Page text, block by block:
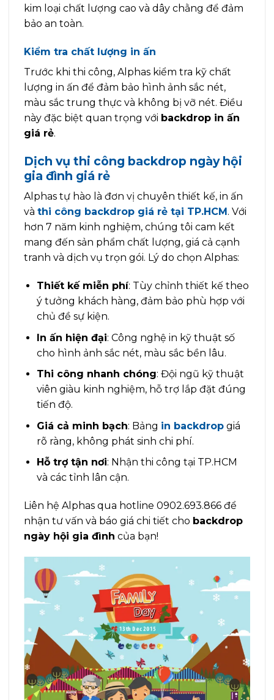
kim loại chất lượng cao và dây chằng để đảm
bảo an toàn.
Kiểm tra chất lượng in ấn
Trước khi thi công, Alphas kiểm tra kỹ chất
lượng in ấn để đảm bảo hình ảnh sắc nét,
màu sắc trung thực và không bị vỡ nét. Điều
này đặc biệt quan trọng với backdrop in ấn
giá rẻ.
Dịch vụ thi công backdrop ngày hội
gia đình giá rẻ
Alphas tự hào là đơn vị chuyên thiết kế, in ấn
và thi công backdrop giá rẻ tại TP.HCM . Với
hơn 7 năm kinh nghiệm, chúng tôi cam kết
mang đến sản phẩm chất lượng, giá cả cạnh
tranh và dịch vụ trọn gói. Lý do chọn Alphas:
Thiết kế miễn phí: Tùy chỉnh thiết kế theo
ý tưởng khách hàng, đảm bảo phù hợp với
chủ đề sự kiện.
In ấn hiện đại: Công nghệ in kỹ thuật số
cho hình ảnh sắc nét, màu sắc bền lâu.
Thi công nhanh chóng: Đội ngũ kỹ thuật
viên giàu kinh nghiệm, hỗ trợ lắp đặt đúng
tiến độ.
Giá cả minh bạch: Bảng in backdropgiá
rõ ràng, không phát sinh chi phí.
Hỗ trợ tận nơi: Nhận thi công tại TP.HCM
và các tỉnh lân cận.
Liên hệ Alphas qua hotline 0902.693.866 để
nhận tư vấn và báo giá chi tiết cho backdrop
ngày hội gia đình của bạn!